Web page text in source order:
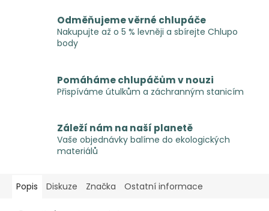
Odměňujeme věrné chlupáče
Nakupujte až o 5 % levněji a sbírejte Chlupo
body
Pomáháme chlupáčům v nouzi
Přispíváme útulkům a záchranným stanicím
Záleží nám na naší planetě
Vaše objednávky balíme do ekologických
materiálů
Popis Diskuze Značka Ostatní informace